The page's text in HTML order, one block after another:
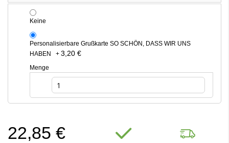
Keine
Personalisierbare Grußkarte SO SCHÖN, DASS WIR UNS
HABEN
+ 3,20 €
Menge
22,85 €